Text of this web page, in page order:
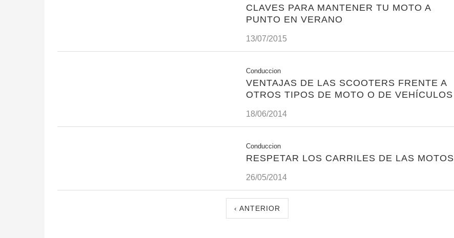
CLAVES PARA MANTENER TU MOTO A
PUNTO EN VERANO
13/07/2015
Conduccion
VENTAJAS DE LAS SCOOTERS FRENTE A
OTROS TIPOS DE MOTO O DE VEHÍCULOS
18/06/2014
Conduccion
RESPETAR LOS CARRILES DE LAS MOTOS
26/05/2014
‹ ANTERIOR